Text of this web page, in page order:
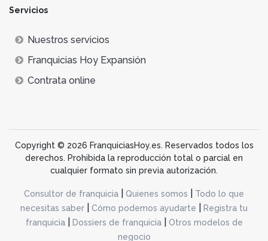
Servicios
Nuestros servicios
Franquicias Hoy Expansión
Contrata online
Copyright © 2026 FranquiciasHoy.es. Reservados todos los
derechos. Prohibida la reproducción total o parcial en
cualquier formato sin previa autorización.
Consultor de franquicia Quienes somos
Todo lo que
necesitas saber
Cómo podemos ayudarte
Registra tu
franquicia| Dossiers de franquicia|
Otros modelos de
negocio